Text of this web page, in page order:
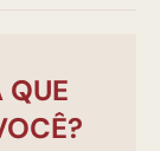
QUE